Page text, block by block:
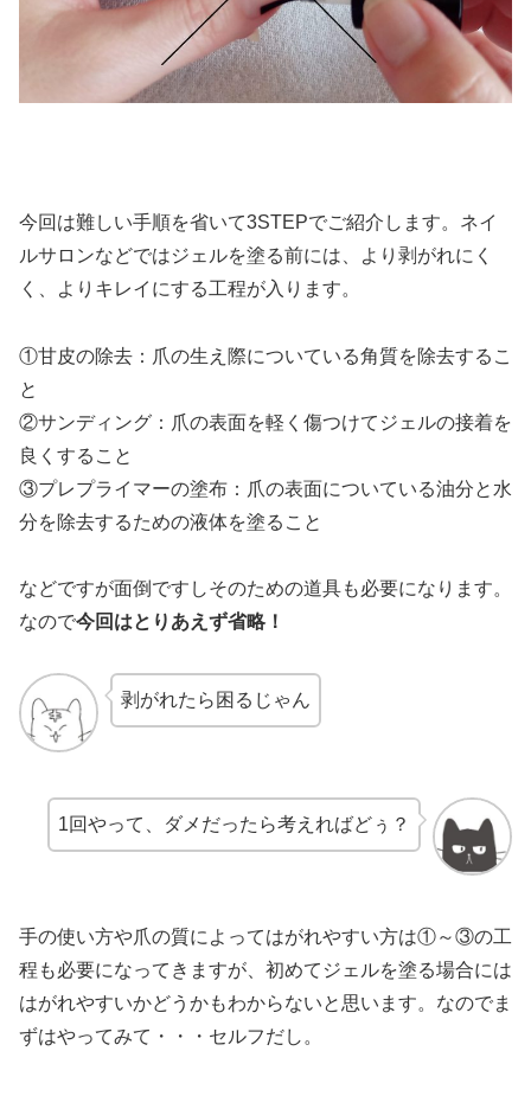
今回は難しい手順を省いて3STEPでご紹介します。ネイ
ルサロンなどではジェルを塗る前には、より剥がれにく
く、よりキレイにする工程が入ります。
①甘皮の除去：爪の生え際についている角質を除去するこ
と
②サンディング：爪の表面を軽く傷つけてジェルの接着を
良くすること
③プレプライマーの塗布：爪の表面についている油分と水
分を除去するための液体を塗ること
などですが面倒ですしそのための道具も必要になります。
なので今回はとりあえず省略！
剥がれたら困るじゃん
1回やって、ダメだったら考えればどぅ？
手の使い方や爪の質によってはがれやすい方は①～③の工
程も必要になってきますが、初めてジェルを塗る場合には
はがれやすいかどうかもわからないと思います。なのでま
ずはやってみて・・・セルフだし。